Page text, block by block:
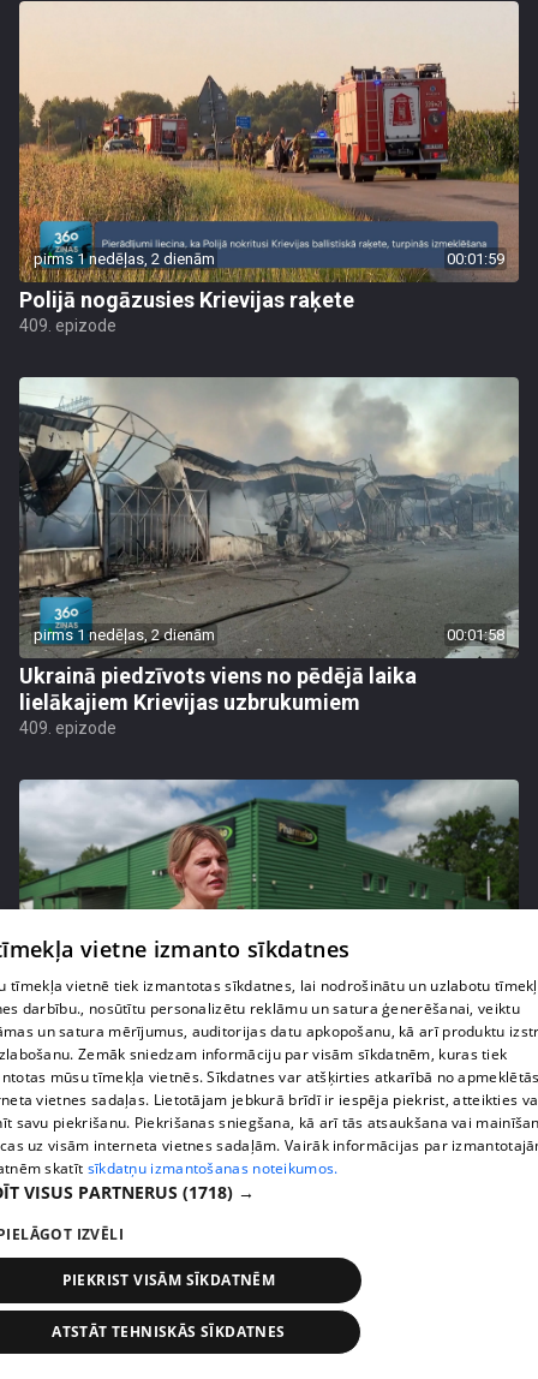
pirms 1 nedēļas, 2 dienām 00:01:59
Polijā nogāzusies Krievijas raķete
409. epizode
pirms 1 nedēļas, 2 dienām 00:01:58
Ukrainā piedzīvots viens no pēdējā laika
lielākajiem Krievijas uzbrukumiem
409. epizode
pirms 1 nedēļas, 2 dienām 00:05:05
Melleņu zelta drudzis: kas nosaka iepirkuma
cenu?
409. epizode
vietne izmanto sīkdatnes
tīmekļa vietnē tiek izmantotas sīkdatnes, lai nodrošinātu un uzlabotu
darbību., nosūtītu personalizētu reklāmu un satura ģenerēšanai, veiktu
un satura mērījumus, auditorijas datu apkopošanu, kā arī produktu
Zemāk sniedzam informāciju par visām sīkdatnēm, kuras tiek
mūsu tīmekļa vietnēs. Sīkdatnes var atšķirties atkarībā no
vietnes sadaļas. Lietotājam jebkurā brīdī ir iespēja piekrist, atteikties
savu piekrišanu. Piekrišanas sniegšana, kā arī tās atsaukšana vai
uz visām interneta vietnes sadaļām. Vairāk informācijas par
skatīt sīkdatņu izmantošanas noteikumos.
VISUS PARTNERUS (1718) →
IZVĒLI
PIEKRIST VISĀM SĪKDATNĒM
ATSTĀT TEHNISKĀS SĪKDATNES